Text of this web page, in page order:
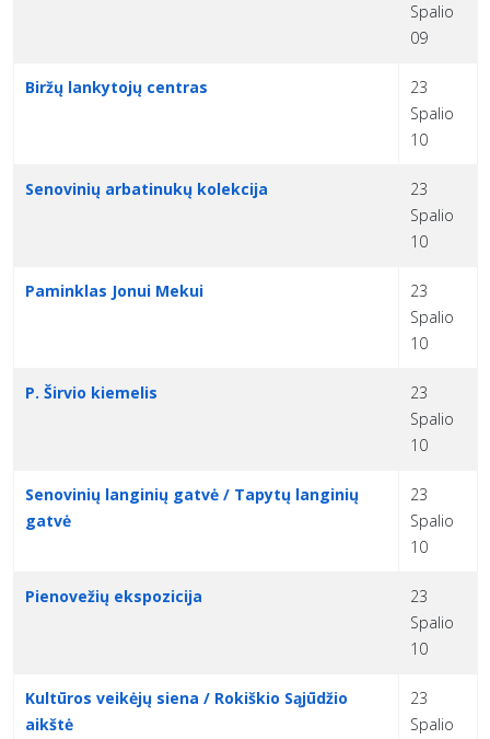
Spalio
09
Biržų lankytojų centras
23
Spalio
10
Senovinių arbatinukų kolekcija
23
Spalio
10
Paminklas Jonui Mekui
23
Spalio
10
P. Širvio kiemelis
23
Spalio
10
Senovinių langinių gatvė / Tapytų langinių
gatvė
23
Spalio
10
Pienovežių ekspozicija
23
Spalio
10
Kultūros veikėjų siena / Rokiškio Sąjūdžio
aikštė
23
Spalio